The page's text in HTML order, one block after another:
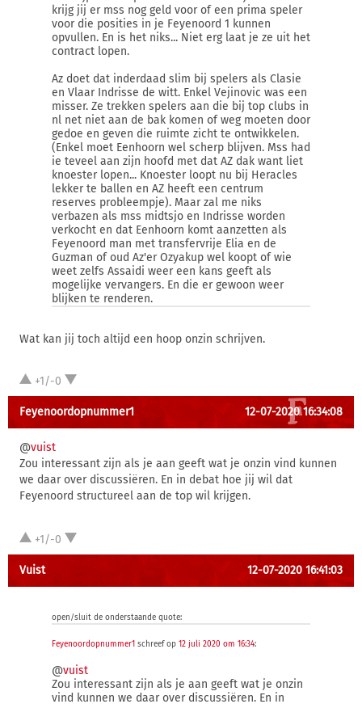
krijg jij er mss nog geld voor of een prima speler
voor die posities in je Feyenoord 1 kunnen
opvullen. En is het niks... Niet erg laat je ze uit het
contract lopen.
Az doet dat inderdaad slim bij spelers als Clasie
en Vlaar Indrisse de witt. Enkel Vejinovic was een
misser. Ze trekken spelers aan die bij top clubs in
nl net niet aan de bak komen of weg moeten door
gedoe en geven die ruimte zicht te ontwikkelen.
(Enkel moet Eenhoorn wel scherp blijven. Mss had
ie teveel aan zijn hoofd met dat AZ dak want liet
knoester lopen... Knoester loopt nu bij Heracles
lekker te ballen en AZ heeft een centrum
reserves probleempje). Maar zal me niks
verbazen als mss midtsjo en Indrisse worden
verkocht en dat Eenhoorn komt aanzetten als
Feyenoord man met transfervrije Elia en de
Guzman of oud Az'er Ozyakup wel koopt of wie
weet zelfs Assaidi weer een kans geeft als
mogelijke vervangers. En die er gewoon weer
blijken te renderen.
Wat kan jij toch altijd een hoop onzin schrijven.
+1/-0
Feyenoordopnummer1 12-07-2020 16:34:08
@vuist
Zou interessant zijn als je aan geeft wat je onzin vind kunnen
we daar over discussiëren. En in debat hoe jij wil dat
Feyenoord structureel aan de top wil krijgen.
+1/-0
Vuist 12-07-2020 16:41:03
open/sluit de onderstaande quote:
Feyenoordopnummer1 schreef op 12 juli 2020 om 16:34:
@vuist
Zou interessant zijn als je aan geeft wat je onzin
vind kunnen we daar over discussiëren. En in